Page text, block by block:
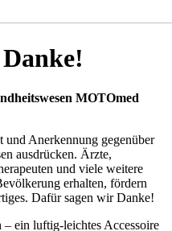
MOTOmed
Anerkennung gegenüber
ausdrücken. Ärzte,
und viele weitere
erhalten, fördern
Dafür sagen wir Danke!
ein luftig-leichtes Accessoire